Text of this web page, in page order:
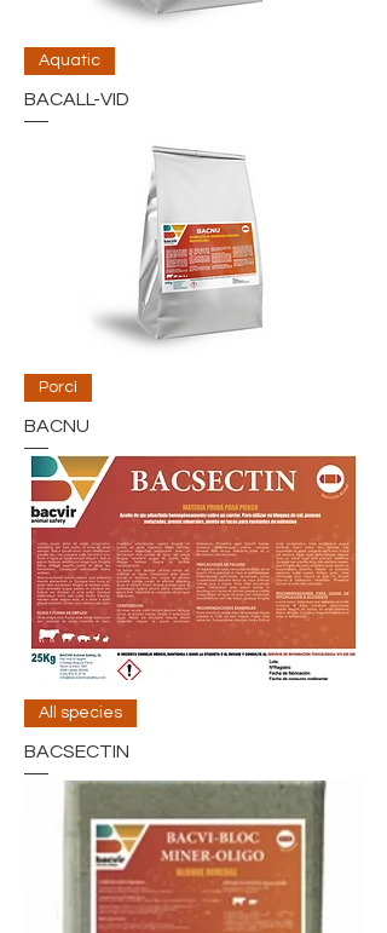
Aquatic
BACALL-VID
Porcí
BACNU
All species
BACSECTIN